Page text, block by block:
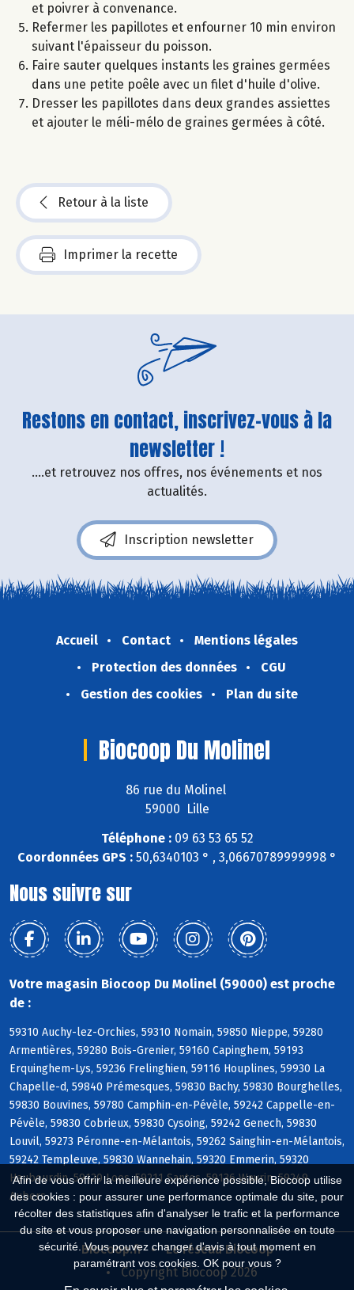
Afin de vous offrir la meilleure expérience possible, Biocoop utilise
des cookies : pour assurer une performance optimale du site, pour
récolter des statistiques afin d'analyser le trafic et la performance
du site et vous proposer une navigation personnalisée en toute
sécurité. Vous pouvez changer d'avis à tout moment en
paramétrant vos cookies. OK pour vous ?
et poivrer à convenance.
Refermer les papillotes et enfourner 10 min environ
suivant l'épaisseur du poisson.
Faire sauter quelques instants les graines germées
dans une petite poêle avec un filet d'huile d'olive.
Dresser les papillotes dans deux grandes assiettes
et ajouter le méli-mélo de graines germées à côté.
Retour à la liste
Imprimer la recette
Restons en contact, inscrivez-vous à la
newsletter !
....et retrouvez nos offres, nos événements et nos
actualités.
Inscription newsletter
Accueil Contact
Mentions légales
Protection des données
CGU
Gestion des cookies
Plan du site
Biocoop Du Molinel
86 rue du Molinel
59000 Lille
Téléphone :09 63 53 65 52
Coordonnées GPS : 50,6340103 ° , 3,06670789999998 °
Nous suivre sur
Votre magasin Biocoop Du Molinel (59000) est proche
de :
59310 Auchy-lez-Orchies, 59310 Nomain, 59850 Nieppe, 59280
Armentières, 59280 Bois-Grenier, 59160 Capinghem, 59193
Erquinghem-Lys, 59236 Frelinghien, 59116 Houplines, 59930 La
Chapelle-d, 59840 Prémesques, 59830 Bachy, 59830 Bourghelles,
59830 Bouvines, 59780 Camphin-en-Pévèle, 59242 Cappelle-en-
Pévèle, 59830 Cobrieux, 59830 Cysoing, 59242 Genech, 59830
Louvil, 59273 Péronne-en-Mélantois, 59262 Sainghin-en-Mélantois,
59242 Templeuve, 59830 Wannehain, 59320 Emmerin, 59320
Haubourdin, 59120 Loos, 59211 Santes, 59136 Wavrin, 59249
Aubers
Biocoop.fr
Le réseau Biocoop
Copyright Biocoop 2026